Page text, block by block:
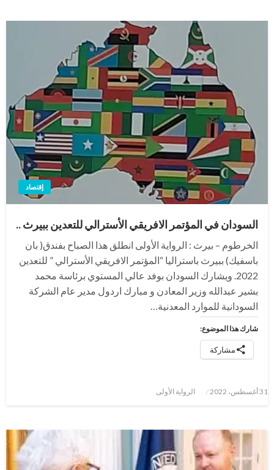
إقتصاد
السودان في المؤتمر الافريقي الأسترالي للتعدين ببيرث ..
الخرطوم – بيرث : الرواية الأولى انطلق هذا الصباح بفندق( بان
باسفيك) ببيرث باستراليا “المؤتمر الافريقي الأسترالي ” للتعدين
2022. ويشارك السودان بوفد عالي المستوي برئاسة محمد
بشير عبدالله وزير المعادن و مبارك اردول مدير عام الشركة
السودانية للموارد المعدنية…
شارك هذا الموضوع:
مشاركة
نُشر
31 أغسطس، 2022 الرواية الأولى